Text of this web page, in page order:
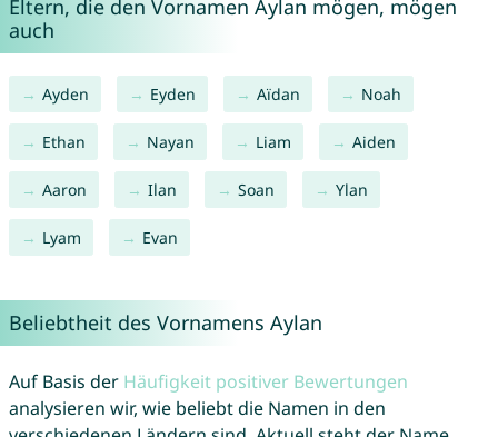
Eltern, die den Vornamen Aylan mögen, mögen
auch
Ayden Eyden Aïdan Noah
Ethan Nayan Liam Aiden
Aaron Ilan Soan Ylan
Lyam Evan
Beliebtheit des Vornamens Aylan
Auf Basis der Häufigkeit positiver Bewertungen
analysieren wir, wie beliebt die Namen in den